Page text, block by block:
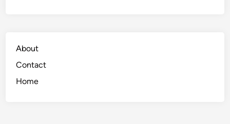
About
Contact
Home